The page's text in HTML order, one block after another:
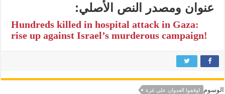
عنوان ومصدر النص الأصلي:
Hundreds killed in hospital attack in Gaza:
rise up against Israel’s murderous campaign!
الوسوم اوقفوا العدوان على غزة